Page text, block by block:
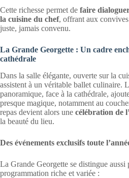
Cette richesse permet de faire
la cuisine du chef, offrant aux
juste, jamais convenu.
La Grande Georgette : Un cadre
cathédrale
Dans la salle élégante, ouverte sur la
assistent à un véritable ballet culinaire.
panoramique, face à la cathédrale,
presque magique, notamment au
repas devient alors une célébration de
la beauté du lieu.
Des événements exclusifs toute
La Grande Georgette se distingue aussi
programmation riche et variée :